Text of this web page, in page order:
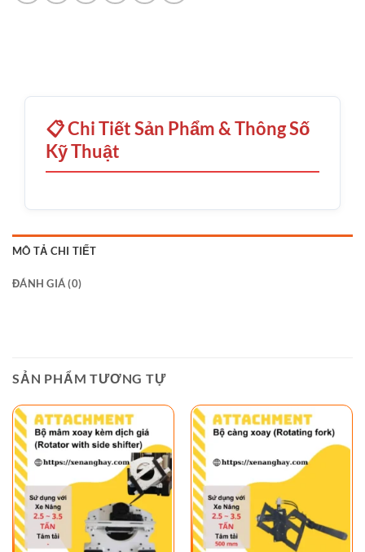
📋 Chi Tiết Sản Phẩm & Thông Số
Kỹ Thuật
MÔ TẢ CHI TIẾT
ĐÁNH GIÁ (0)
SẢN PHẨM TƯƠNG TỰ